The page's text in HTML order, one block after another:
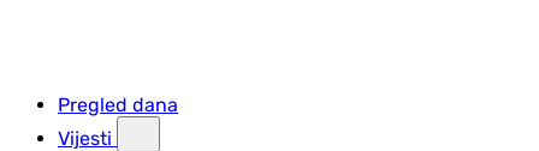
Pregled dana
Vijesti